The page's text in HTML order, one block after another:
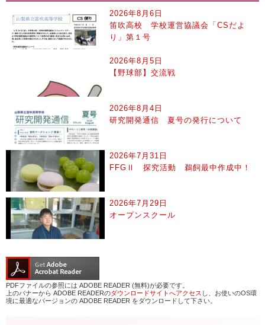
2026年8月6日
笛吹高校 学校運営協議会「CSだよ
り」第１号
2026年8月5日
【野球部】交流戦
2026年8月4日
研究開発通信 夏号の発行について
2026年7月31日
FFGⅡ 探究活動 鵜飼最中作成中！
2026年7月29日
オープンスクール
PDFファイルの参照には ADOBE READER (無料)が必要です。
上のバナーから ADOBE READERのダウンロードサイトへアクセス し、お使いのOS環
境に最適なバージョンの ADOBE READER をダウンロードして下さい。